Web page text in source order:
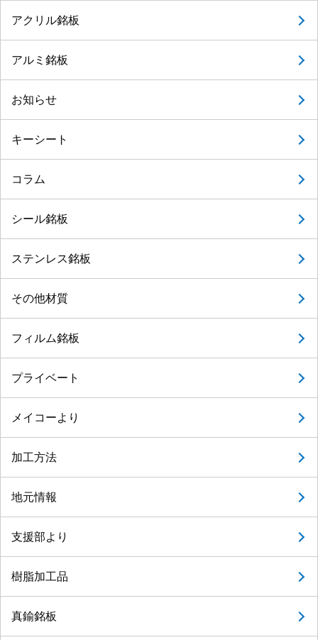
アクリル銘板
アルミ銘板
お知らせ
キーシート
コラム
シール銘板
ステンレス銘板
その他材質
フィルム銘板
プライベート
メイコーより
加工方法
地元情報
支援部より
樹脂加工品
真鍮銘板